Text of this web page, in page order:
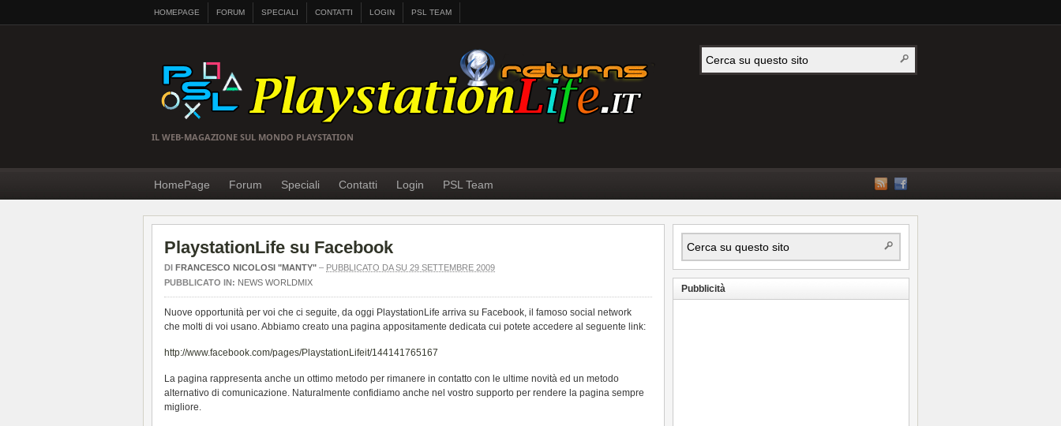
HOMEPAGE FORUM SPECIALI CONTATTI LOGIN PSL TEAM
IL WEB-MAGAZIONE SUL MONDO PLAYSTATION
HomePage Forum Speciali Contatti Login PSL Team
PlaystationLife su Facebook
DI FRANCESCO NICOLOSI "MANTY" – PUBBLICATO DA SU 29 SETTEMBRE 2009
PUBBLICATO IN: NEWS WORLDMIX
Nuove opportunità per voi che ci seguite, da oggi PlaystationLife arriva su Facebook, il famoso social network
che molti di voi usano. Abbiamo creato una pagina appositamente dedicata cui potete accedere al seguente link:
http://www.facebook.com/pages/PlaystationLifeit/144141765167
La pagina rappresenta anche un ottimo metodo per rimanere in contatto con le ultime novità ed un metodo
alternativo di comunicazione. Naturalmente confidiamo anche nel vostro supporto per rendere la pagina sempre
migliore.
Pubblicità